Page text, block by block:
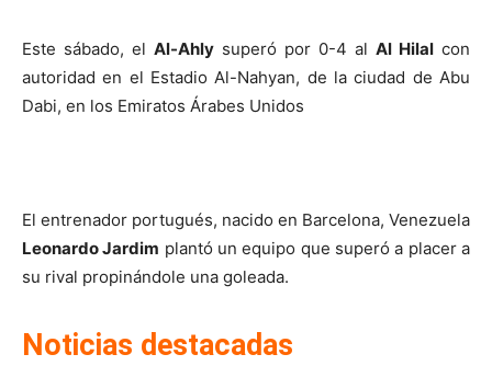
Este sábado, el Al-Ahly superó por 0-4 al Al Hilal con
autoridad en el Estadio Al-Nahyan, de la ciudad de Abu
Dabi, en los Emiratos Árabes Unidos
El entrenador portugués, nacido en Barcelona, Venezuela
Leonardo Jardim plantó un equipo que superó a placer a
su rival propinándole una goleada.
Noticias destacadas